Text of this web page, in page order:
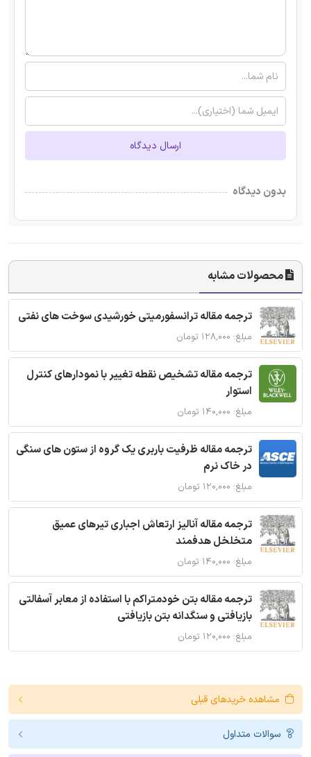
ارسال دیدگاه
بدون دیدگاه
محصولات مشابه
ترجمه مقاله ترانسفورمیتی خورشیدی سوخت های نفتی
مبلغ: ۱۲۸,۰۰۰ تومان
ترجمه مقاله تشخیص نقطه تغییر با نمودارهای کنترل
استوار
مبلغ: ۱۴۰,۰۰۰ تومان
ترجمه مقاله ظرفیت باربری یک گروه از ستون های سنگی
در خاک نرم
مبلغ: ۱۲۰,۰۰۰ تومان
ترجمه مقاله آنالیز ارتعاش اجباری تیرهای عمیق
متخلخل هدفمند
مبلغ: ۱۴۰,۰۰۰ تومان
ترجمه مقاله بتن خودمتراکم با استفاده از معابر آسفالتی
بازیافتی و سنگدانه بتن بازیافتی
مبلغ: ۱۲۰,۰۰۰ تومان
مشاهده خریدهای قبلی
سوالات متداول